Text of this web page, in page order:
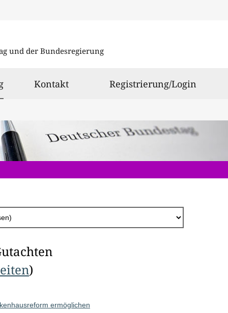
und der Bundesregierung
ausgewählt
Kontakt Registrierung/Login
)
ermöglichen